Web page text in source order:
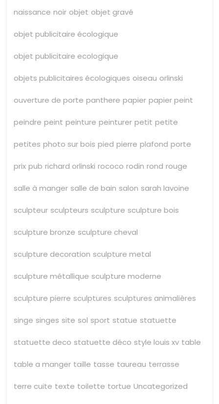
naissance noir objet objet gravé
objet publicitaire écologique
objet publicitaire ecologique
objets publicitaires écologiques oiseau orlinski
ouverture de porte panthere papier papier peint
peindre peint peinture peinturer petit petite
petites photo sur bois pied pierre plafond porte
prix pub richard orlinski rococo rodin rond rouge
salle à manger salle de bain salon sarah lavoine
sculpteur sculpteurs sculpture sculpture bois
sculpture bronze sculpture cheval
sculpture decoration sculpture metal
sculpture métallique sculpture moderne
sculpture pierre sculptures sculptures animalières
singe singes site sol sport statue statuette
statuette deco statuette déco style louis xv table
table a manger taille tasse taureau terrasse
terre cuite texte toilette tortue Uncategorized